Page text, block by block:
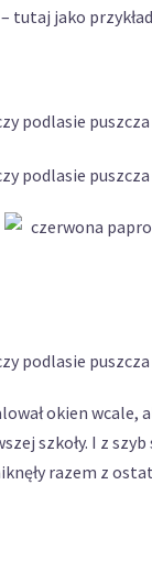
tutaj jako
okien wcale,
szkoły. I z
razem z